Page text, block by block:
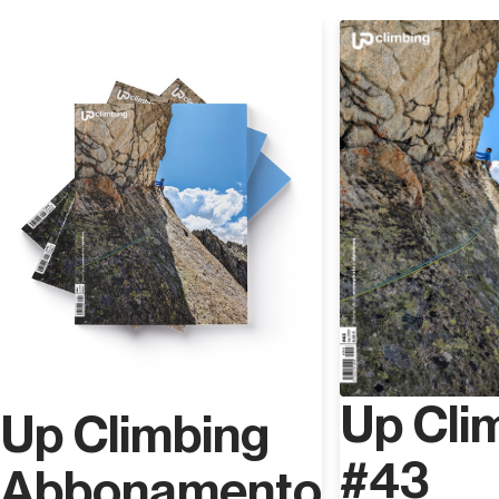
video per studiare esercizi, performances, errori e
Up Climbing
Up
#43